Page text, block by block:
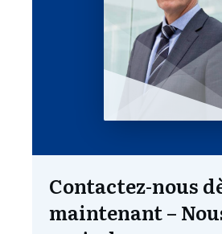
Contactez-nous
maintenant –